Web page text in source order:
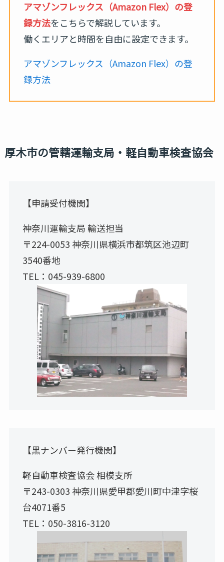
アマゾンフレックス（Amazon Flex）の登
録方法をこちらで解説しています。
働くエリアと時間を自由に設定できます。
アマゾンフレックス（Amazon Flex）の登
録方法
厚木市の管轄運輸支局・軽自動車検査協会
【申請受付機関】
神奈川運輸支局 輸送担当
〒224-0053 神奈川県横浜市都筑区池辺町
3540番地
TEL：045-939-6800
【黒ナンバー発行機関】
軽自動車検査協会 相模支所
〒243-0303 神奈川県愛甲郡愛川町中津字桜
台4071番5
TEL：050-3816-3120